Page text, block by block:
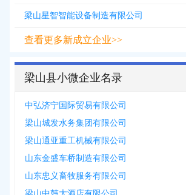
梁山星智智能设备制造有限公司
查看更多新成立企业>>
梁山县小微企业名录
中弘济宁国际贸易有限公司
梁山城发水务集团有限公司
梁山通亚重工机械有限公司
山东金盛车桥制造有限公司
山东忠义畜牧服务有限公司